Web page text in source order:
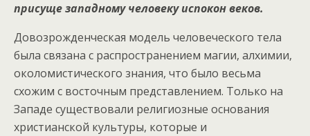
присуще западному человеку испокон веков.
Довозрожденческая модель человеческого тела
была связана с распространением магии, алхимии,
околомистического знания, что было весьма
схожим с восточным представлением. Только на
Западе существовали религиозные основания
христианской культуры, которые и